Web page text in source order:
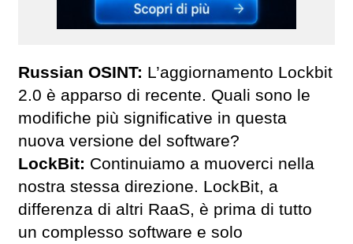
Russian OSINT: L’aggiornamento Lockbit
2.0 è apparso di recente. Quali sono le
modifiche più significative in questa
nuova versione del software?
LockBit: Continuiamo a muoverci nella
nostra stessa direzione. LockBit, a
differenza di altri RaaS, è prima di tutto
un complesso software e solo